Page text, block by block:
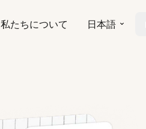
私たちについて 日本語